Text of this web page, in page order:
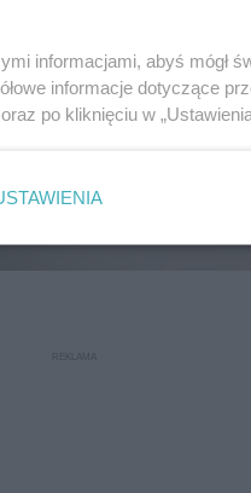
informacjami, abyś mógł
informacje dotyczące
oraz po kliknięciu w